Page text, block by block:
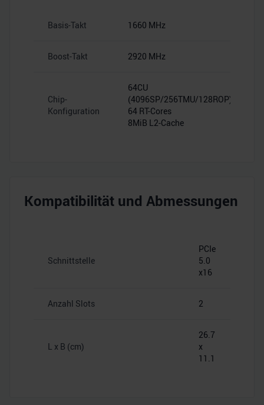
Basis-Takt 1660 MHz
Boost-Takt 2920 MHz
Chip-
Konfiguration
64CU
(4096SP/256TMU/128ROP)
64 RT-Cores
8MiB L2-Cache
Kompatibilität und Abmessungen
Schnittstelle
PCIe
5.0
x16
Anzahl Slots 2
L x B (cm)
26.7
x
11.1